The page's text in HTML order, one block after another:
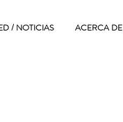
/ NOTICIAS ACERCA DE